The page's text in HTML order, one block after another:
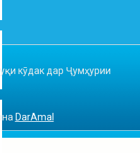
кӯдак дар Ҷумҳурии
DarAmal